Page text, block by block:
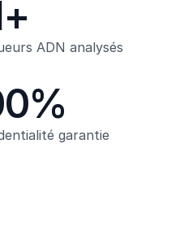
ADN analysés
garantie